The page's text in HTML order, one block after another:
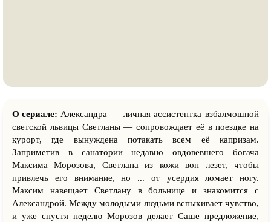
О сериале: Александра — личная ассистентка взбалмошной
светской львицы Светланы — сопровождает её в поездке на
курорт, где вынуждена потакать всем её капризам.
Заприметив в санатории недавно овдовевшего богача
Максима Морозова, Светлана из кожи вон лезет, чтобы
привлечь его внимание, но ... от усердия ломает ногу.
Максим навещает Светлану в больнице и знакомится с
Александрой. Между молодыми людьми вспыхивает чувство,
и уже спустя неделю Морозов делает Саше предложение,